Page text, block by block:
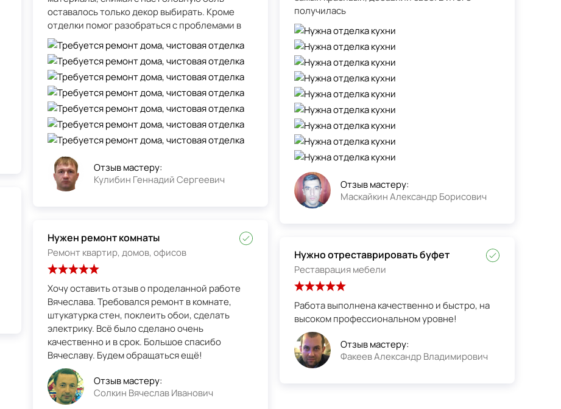
оставалось только декор выбирать. Кроме
отделки помог разобраться с проблемами в
Отзыв мастеру:
Кулибин Геннадий Сергеевич
Нужен ремонт комнаты
Ремонт квартир, домов, офисов
Хочу оставить отзыв о проделанной работе
Вячеслава. Требовался ремонт в комнате,
штукатурка стен, поклеить обои, сделать
электрику. Всё было сделано очень
качественно и в срок. Большое спасибо
Вячеславу. Будем обращаться ещё!
Отзыв мастеру:
Солкин Вячеслав Иванович
получилась
Отзыв мастеру:
Маскайкин Александр Борисович
Нужно отреставрировать буфет
Реставрация мебели
Работа выполнена качественно и быстро, на
высоком профессиональном уровне!
Отзыв мастеру:
Факеев Александр Владимирович